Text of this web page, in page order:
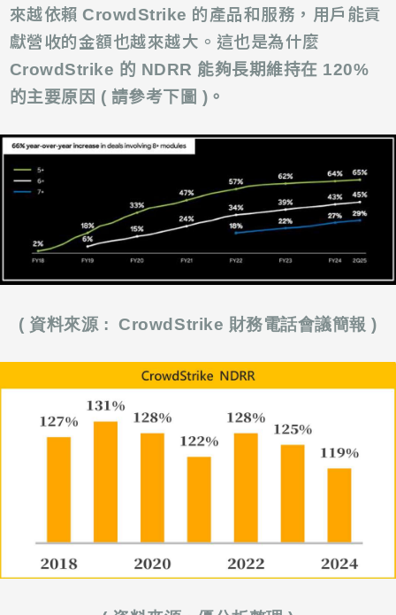
來越依賴CrowdStrike 的產品和服務，用戶能貢
獻營收的金額也越來越大。這也是為什麼
CrowdStrike 的 NDRR 能夠長期維持在 120%
的主要原因 ( 請參考下圖 )。
( 資料來源 : CrowdStrike 財務電話會議簡報 )